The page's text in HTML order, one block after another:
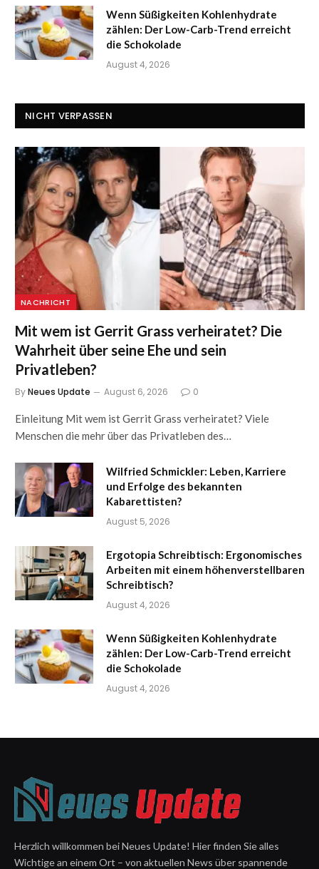
Wenn Süßigkeiten Kohlenhydrate
zählen: Der Low-Carb-Trend erreicht
die Schokolade
August 4, 2026
NICHT VERPASSEN
NACHRICHT
Mit wem ist Gerrit Grass verheiratet? Die
Wahrheit über seine Ehe und sein
Privatleben?
ByNeues Update August 6, 2026 0
Einleitung Mit wem ist Gerrit Grass verheiratet? Viele
Menschen die mehr über das Privatleben des…
Wilfried Schmickler: Leben, Karriere
und Erfolge des bekannten
Kabarettisten?
August 5, 2026
Ergotopia Schreibtisch: Ergonomisches
Arbeiten mit einem höhenverstellbaren
Schreibtisch?
August 4, 2026
Wenn Süßigkeiten Kohlenhydrate
zählen: Der Low-Carb-Trend erreicht
die Schokolade
August 4, 2026
Herzlich willkommen bei Neues Update! Hier finden Sie alles
Wichtige an einem Ort – von aktuellen News über spannende